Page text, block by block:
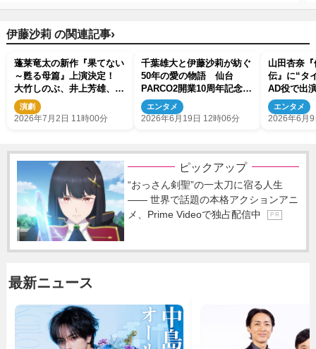
伊藤沙莉 の関連記事›
蓬莱竜太の新作『果てない
～甦る母篇』上演決定！
大竹しのぶ、井上芳雄、伊
藤沙莉らキャストも発表
演劇
2026年7月2日 11時00分
千葉雄大と伊藤沙莉が紡ぐ
50年の愛の物語 仙台
PARCO2開業10周年記念
『ラヴ・レターズ』上演決
定
エンタメ
2026年6月19日 12時06分
山田杏奈
伝』に“タ
AD役で出
との撮影
エンタメ
2026年6月
ピックアップ
“おっさん剣聖”の一太刀に宿る人生
―― 世界で話題の本格アクションアニ
メ、Prime Videoで独占配信中
P R
最新ニュース